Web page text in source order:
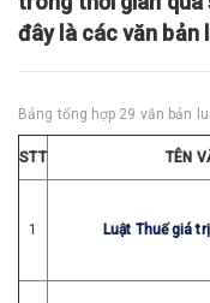
đây là các văn bản
Bảng tổng hợp 29 văn bản
STT TÊN
1 Luật Thuế giá